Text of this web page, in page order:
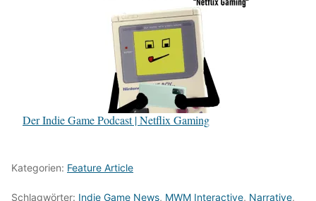
Der Indie Game Podcast | Netflix Gaming
Kategorien: Feature Article
Schlagwörter: Indie Game News, MWM Interactive, Narrative,